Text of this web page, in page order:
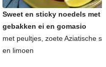
Sweet en sticky noedels met
gebakken ei en gomasio
met peultjes, zoete Aziatische
en limoen